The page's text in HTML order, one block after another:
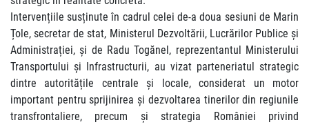
Intervențiile susținute în cadrul celei de-a doua sesiuni de Marin
Țole, secretar de stat, Ministerul Dezvoltării, Lucrărilor Publice și
Administrației, și de Radu Togănel, reprezentantul Ministerului
Transportului și Infrastructurii, au vizat parteneriatul strategic
dintre autoritățile centrale și locale, considerat un motor
important pentru sprijinirea și dezvoltarea tinerilor din regiunile
transfrontaliere, precum și strategia României privind